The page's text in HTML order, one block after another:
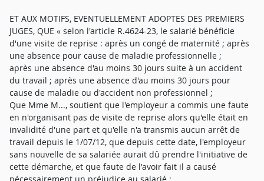
ET AUX MOTIFS, EVENTUELLEMENT ADOPTES DES PREMIERS
JUGES, QUE « selon l'article R.4624-23, le salarié bénéficie
d'une visite de reprise : après un congé de maternité ; après
une absence pour cause de maladie professionnelle ;
après une absence d'au moins 30 jours suite à un accident
du travail ; après une absence d'au moins 30 jours pour
cause de maladie ou d'accident non professionnel ;
Que Mme M..., soutient que l'employeur a commis une faute
en n'organisant pas de visite de reprise alors qu'elle était en
invalidité d'une part et qu'elle n'a transmis aucun arrêt de
travail depuis le 1/07/12, que depuis cette date, l'employeur
sans nouvelle de sa salariée aurait dû prendre l'initiative de
cette démarche, et que faute de l'avoir fait il a causé